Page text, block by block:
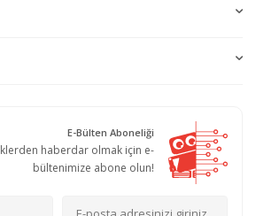
E-Bülten Aboneliği
haberdar olmak için e-
bültenimize abone olun!